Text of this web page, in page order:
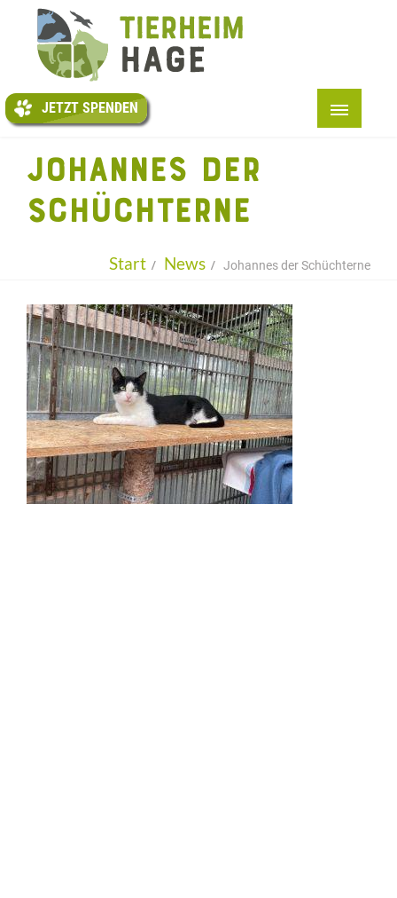
SPENDEN
JETZT SPENDEN
ÜBER UNS
TIERE
PENSION
INFOS
KONTAKT
BMT
JOHANNES DER
SCHÜCHTERNE
Start News Johannes der Schüchterne